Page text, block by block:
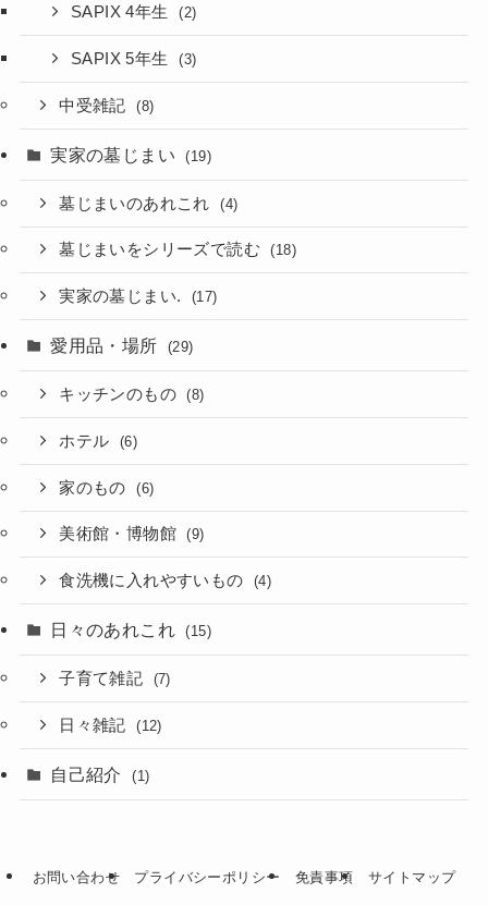
SAPIX 4年生 (2)
SAPIX 5年生 (3)
中受雑記 (8)
実家の墓じまい (19)
墓じまいのあれこれ (4)
墓じまいをシリーズで読む (18)
実家の墓じまい. (17)
愛用品・場所 (29)
キッチンのもの (8)
ホテル (6)
家のもの (6)
美術館・博物館 (9)
食洗機に入れやすいもの (4)
日々のあれこれ (15)
子育て雑記 (7)
日々雑記 (12)
自己紹介 (1)
お問い合わせ プライバシーポリシー 免責事項 サイトマップ